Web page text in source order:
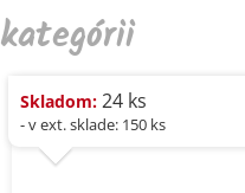
kategórii
Skladom: 24 ks
- v ext. sklade: 150 ks